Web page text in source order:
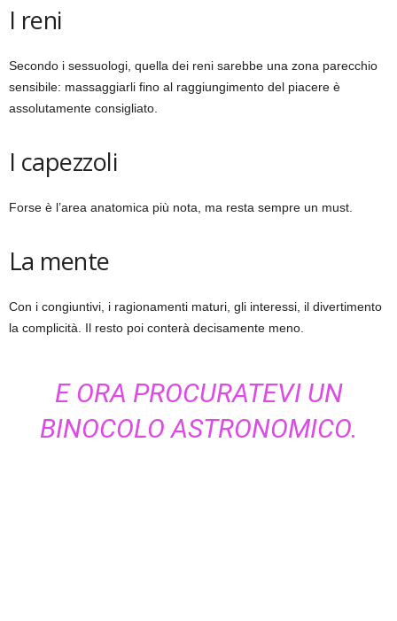
I reni
Secondo i sessuologi, quella dei reni sarebbe una zona parecchio
sensibile: massaggiarli fino al raggiungimento del piacere è
assolutamente consigliato.
I capezzoli
Forse è l’area anatomica più nota, ma resta sempre un must.
La mente
Con i congiuntivi, i ragionamenti maturi, gli interessi, il divertimento
la complicità. Il resto poi conterà decisamente meno.
E ORA PROCURATEVI UN
BINOCOLO ASTRONOMICO.